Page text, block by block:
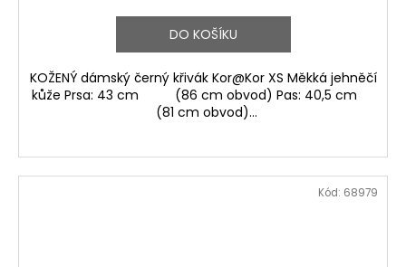
DO KOŠÍKU
KOŽENÝ dámský černý křivák Kor@Kor XS Měkká jehněčí
kůže Prsa: 43 cm (86 cm obvod) Pas: 40,5 cm
(81 cm obvod)...
Kód: 68979